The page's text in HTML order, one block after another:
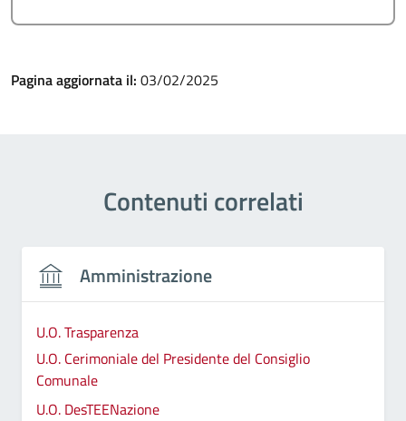
Pagina aggiornata il: 03/02/2025
Contenuti correlati
Amministrazione
U.O. Trasparenza
U.O. Cerimoniale del Presidente del Consiglio
Comunale
U.O. DesTEENazione